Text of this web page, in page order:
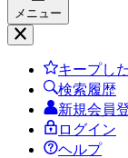
メニュー
キープし
検索履歴
新規会員
ログイン
ヘルプ